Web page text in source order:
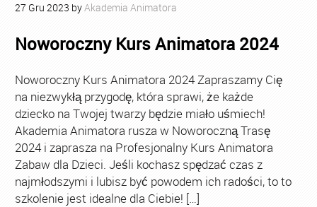
27 Gru 2023 byAkademia Animatora
Noworoczny Kurs Animatora 2024
Noworoczny Kurs Animatora 2024 Zapraszamy Cię
na niezwykłą przygodę, która sprawi, że każde
dziecko na Twojej twarzy będzie miało uśmiech!
Akademia Animatora rusza w Noworoczną Trasę
2024 i zaprasza na Profesjonalny Kurs Animatora
Zabaw dla Dzieci. Jeśli kochasz spędzać czas z
najmłodszymi i lubisz być powodem ich radości, to to
szkolenie jest idealne dla Ciebie! […]